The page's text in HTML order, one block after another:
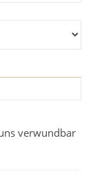
verwundbar